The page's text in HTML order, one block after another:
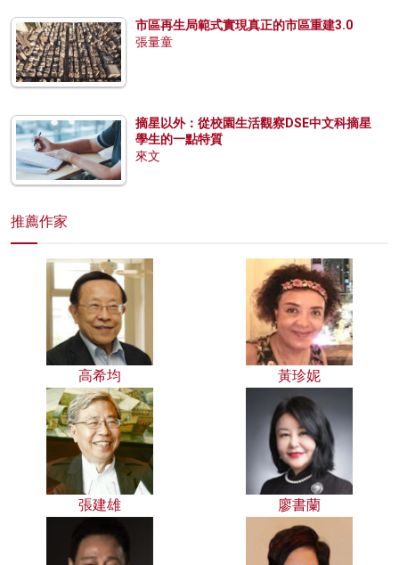
市區再生局範式實現真正的市區重建3.0
張量童
摘星以外：從校園生活觀察DSE中文科摘星
學生的一點特質
來文
推薦作家
高希均 黃珍妮
張建雄 廖書蘭